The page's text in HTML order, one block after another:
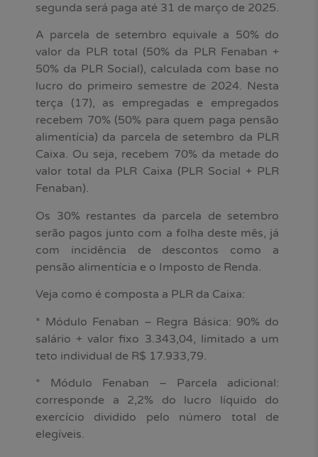
segunda será paga até 31 de março de 2025.
A parcela de setembro equivale a 50% do
valor da PLR total (50% da PLR Fenaban +
50% da PLR Social), calculada com base no
lucro do primeiro semestre de 2024. Nesta
terça (17), as empregadas e empregados
recebem 70% (50% para quem paga pensão
alimentícia) da parcela de setembro da PLR
Caixa. Ou seja, recebem 70% da metade do
valor total da PLR Caixa (PLR Social + PLR
Fenaban).
Os 30% restantes da parcela de setembro
serão pagos junto com a folha deste mês, já
com incidência de descontos como a
pensão alimentícia e o Imposto de Renda.
Veja como é composta a PLR da Caixa:
* Módulo Fenaban – Regra Básica: 90% do
salário + valor fixo 3.343,04, limitado a um
teto individual de R$ 17.933,79.
* Módulo Fenaban – Parcela adicional:
corresponde a 2,2% do lucro líquido do
exercício dividido pelo número total de
elegíveis.